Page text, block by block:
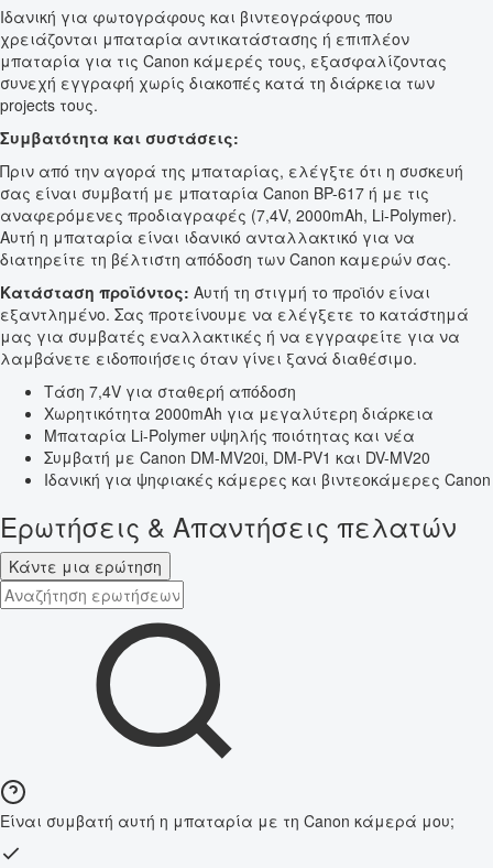
Ιδανική για φωτογράφους και βιντεογράφους που
χρειάζονται μπαταρία αντικατάστασης ή επιπλέον
μπαταρία για τις Canon κάμερές τους, εξασφαλίζοντας
συνεχή εγγραφή χωρίς διακοπές κατά τη διάρκεια των
projects τους.
Συμβατότητα και συστάσεις:
Πριν από την αγορά της μπαταρίας, ελέγξτε ότι η συσκευή
σας είναι συμβατή με μπαταρία Canon BP-617 ή με τις
αναφερόμενες προδιαγραφές (7,4V, 2000mAh, Li-Polymer).
Αυτή η μπαταρία είναι ιδανικό ανταλλακτικό για να
διατηρείτε τη βέλτιστη απόδοση των Canon καμερών σας.
Κατάσταση προϊόντος: Αυτή τη στιγμή το προϊόν είναι
εξαντλημένο. Σας προτείνουμε να ελέγξετε το κατάστημά
μας για συμβατές εναλλακτικές ή να εγγραφείτε για να
λαμβάνετε ειδοποιήσεις όταν γίνει ξανά διαθέσιμο.
Τάση 7,4V για σταθερή απόδοση
Χωρητικότητα 2000mAh για μεγαλύτερη διάρκεια
Μπαταρία Li-Polymer υψηλής ποιότητας και νέα
Συμβατή με Canon DM-MV20i, DM-PV1 και DV-MV20
Ιδανική για ψηφιακές κάμερες και βιντεοκάμερες Canon
Ερωτήσεις & Απαντήσεις πελατών
Κάντε μια ερώτηση
Είναι συμβατή αυτή η μπαταρία με τη Canon κάμερά μου;